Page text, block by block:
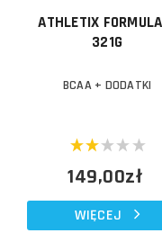
ATHLETIX
321G
BCAA + DODATKI
149,00zł
WIĘCEJ